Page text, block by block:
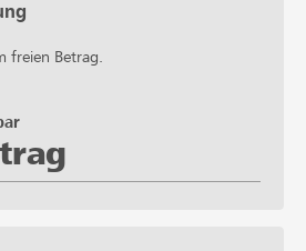
freien Betrag.